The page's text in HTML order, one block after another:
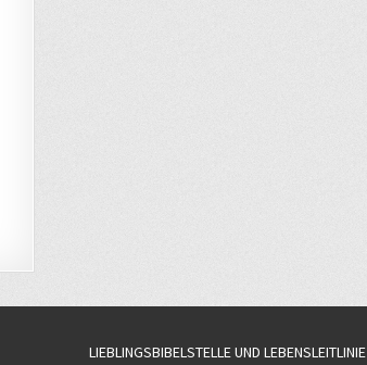
LIEBLINGSBIBELSTELLE UND LEBENSLEITLINIE